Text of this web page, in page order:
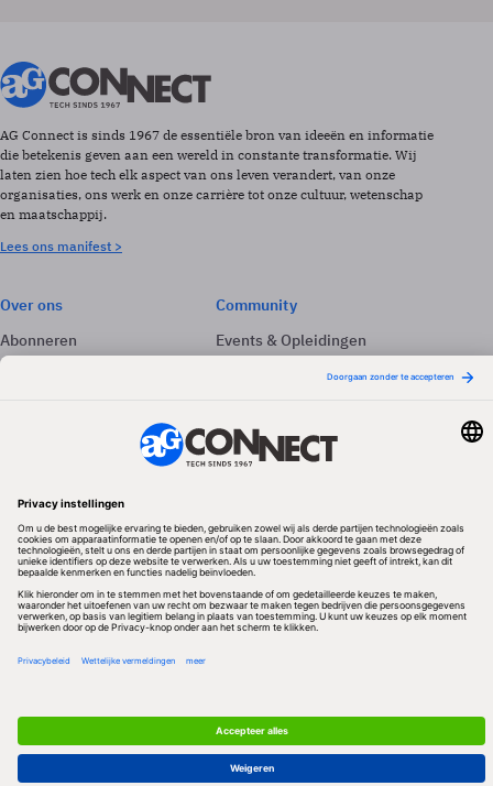
AG Connect is sinds 1967 de essentiële bron van ideeën en informatie
die betekenis geven aan een wereld in constante transformatie. Wij
laten zien hoe tech elk aspect van ons leven verandert, van onze
organisaties, ons werk en onze carrière tot onze cultuur, wetenschap
en maatschappij.
Lees ons manifest >
Over ons
Abonneren
Adverteren
Community
Events & Opleidingen
Volg ons
Redactionele partner
Algemene Voorwaarden & Copyrights